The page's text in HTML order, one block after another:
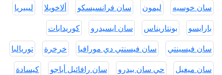
سان خوسيه ليمون سان فرانسيسكو ألاخويلا
ليبيريا
بارايسو
بونتاريناس سان ايسيدرو
كوريدابات
سان فيسينتي
سان فيسنتي دي مورافيا خرخرة
توريالبا
سان ميغيل
حي سان بيدرو سان رافائيل أباجو
كيسادة